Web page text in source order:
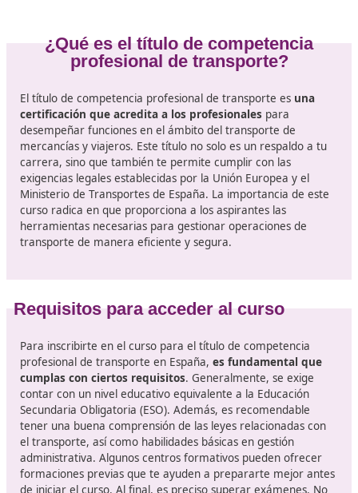
adentrarte en este mundo o simplemente deseas
tus conocimientos, acompáñame a descubrir todo
curso para lograr este título.
Al completar con éxito el curso para el título de
profesional de transporte,se abrirán numerosas
en el mundo laboral. Podrás optar a puestos como
de transporte, director de logística o incluso
propio negocio en el sector. El crecimiento del
electrónico y la globalización han potenciado la
profesionales cualificados, lo que significa que tendrás
oportunidad de trabajar en empresas de diversos
¿Qué es el título de
profesional de transporte?
El título de competencia profesional de transporte es
certificación que acredita a los profesionalespara
desempeñar funciones en el ámbito del transporte de